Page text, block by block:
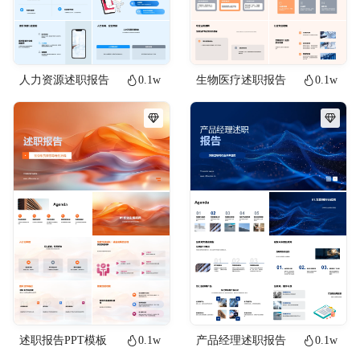
人力资源述职报告 0.1w 生物医疗述职报告 0.1w
述职报告PPT模板 0.1w 产品经理述职报告 0.1w